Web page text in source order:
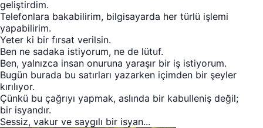
geliştirdim.
Telefonlara bakabilirim, bilgisayarda her türlü işlemi
yapabilirim.
Yeter ki bir fırsat verilsin.
Ben ne sadaka istiyorum, ne de lütuf.
Ben, yalnızca insan onuruna yaraşır bir iş istiyorum.
Bugün burada bu satırları yazarken içimden bir şeyler
kırılıyor.
Çünkü bu çağrıyı yapmak, aslında bir kabulleniş değil;
bir isyandır.
Sessiz, vakur ve saygılı bir isyan...